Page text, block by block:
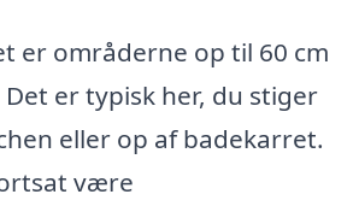
er områderne op til 60 cm
er typisk her, du stiger
eller op af badekarret.
være